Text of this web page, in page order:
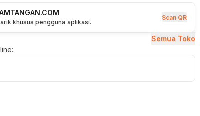
khusus pengguna aplikasi.
Scan QR
Semua Toko